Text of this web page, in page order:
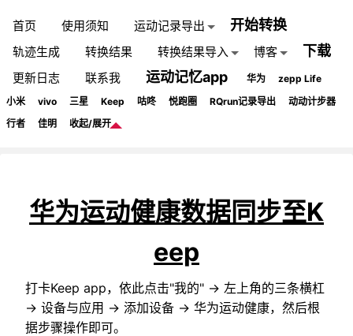
首页 使用须知 运动记录导出 开始转换
轨迹生成 转换结果 转换结果导入 博客 下载
更新日志 联系我 运动记忆app 华为
zepp Life
小米
vivo 三星 Keep 咕咚 悦跑圈 RQrun记录导出
动动计步器
行者
佳明 收起/展开
华为运动健康数据同步至K
eep
打卡Keep app，依此点击"我的" -> 左上角的三条横杠
-> 设备与应用 -> 添加设备 -> 华为运动健康，然后根
据步骤操作即可。